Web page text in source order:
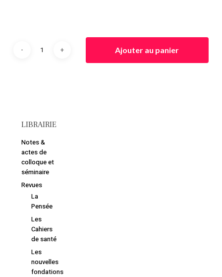
Ajouter au panier
LIBRAIRIE
Notes &
actes de
colloque et
séminaire
Revues
La
Pensée
Les
Cahiers
de santé
Les
nouvelles
fondations